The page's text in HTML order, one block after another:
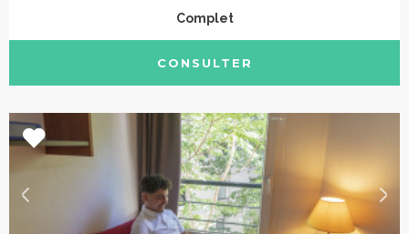
Complet
CONSULTER